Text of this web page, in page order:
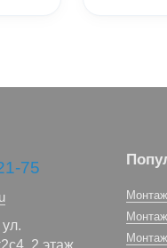
75
ул.
2 этаж,